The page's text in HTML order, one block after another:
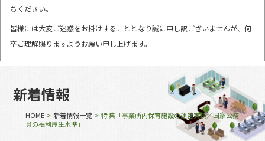
ちください。
皆様には大変ご迷惑をお掛けすることとなり誠に申し訳ございませんが、何
卒ご理解賜りますようお願い申し上げます。
新着情報
HOME> 新着情報一覧> 特 集「事業所内保育施設の運営実績／国家公務
員の福利厚生水準」